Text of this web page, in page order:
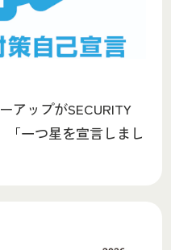
アップがSECURITY
「一つ星を宣言しまし